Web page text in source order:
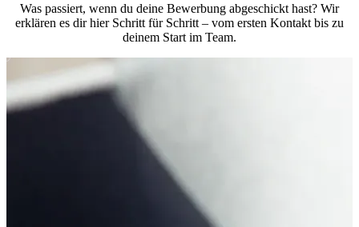
Was passiert, wenn du deine Bewerbung abgeschickt hast? Wir
erklären es dir hier Schritt für Schritt – vom ersten Kontakt bis zu
deinem Start im Team.